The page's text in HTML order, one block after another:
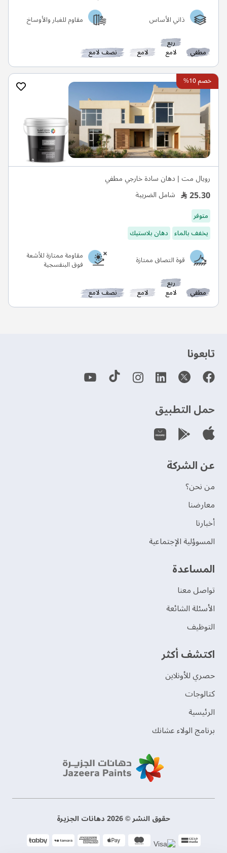
ذاتي الأساس
مقاوم للغبار والأوساخ
مطفي
ربع
لامع لامع نصف لامع
خصم 10%
رويال مت | دهان سادة خارجي مطفي
25.30 شامل الضريبة
متوفر
يخفف بالماء دهان بلاستيك
قوة التصاق ممتازة
مقاومة ممتازة للأشعة
فوق البنفسجية
مطفي
ربع
لامع لامع نصف لامع
‫تابعونا‬
حمل التطبيق
عن الشركة
من نحن؟
‫معارضنا‬
‫أخبارنا‬
المسوؤلية الإجتماعية
‫المساعدة‬
تواصل معنا
الأسئلة الشائعة
التوظيف
اكتشف أكثر
حصري للأونلاين
‫كتالوجات‬
الرئيسية
برنامج الولاء عشانك
حقوق النشر © 2026 دهانات الجزيرة